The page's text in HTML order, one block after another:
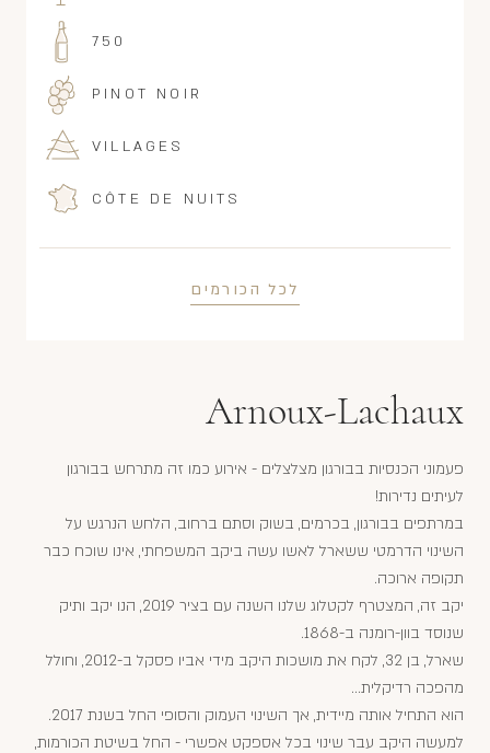
750
PINOT NOIR
VILLAGES
CÔTE DE NUITS
לכל הכורמים
Arnoux-Lachaux
פעמוני הכנסיות בבורגון מצלצלים - אירוע כמו זה מתרחש בבורגון
לעיתים נדירות!
במרתפים בבורגון, בכרמים, בשוק וסתם ברחוב, הלחש הנרגש על
השינוי הדרמטי ששארל לאשו עשה ביקב המשפחתי, אינו שוכח כבר
תקופה ארוכה.
יקב זה, המצטרף לקטלוג שלנו השנה עם בציר 2019, הנו יקב ותיק
שנוסד בוון-רומנה ב-1868.
שארל, בן 32, לקח את מושכות היקב מידי אביו פסקל ב-2012, וחולל
מהפכה רדיקלית...
הוא התחיל אותה מיידית, אך השינוי העמוק והסופי החל בשנת 2017.
למעשה היקב עבר שינוי בכל אספקט אפשרי - החל בשיטת הכורמות,